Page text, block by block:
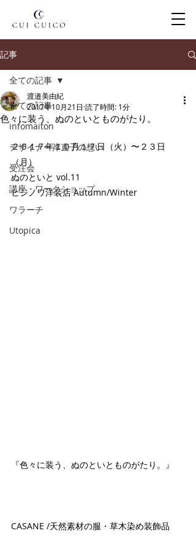
記事
全ての記事
infomaiton
デザイナー岸直子の想い
受注会
講座・ワークショップ
ワラーチ
Utopica
全ての記事
色々に装う、ぬのといとものがたり。
渡邉美由紀
2017年10月21日 読了時間: 1分
２０１７年１０月１７日（火）〜２３日
（月）
​ぬのといと vol.11
ヒジノワ洋装店 Autumn/Winter
『色々に装う、ぬのといとものがたり。』
CASANE /天然素材の服・草木染め装飾品